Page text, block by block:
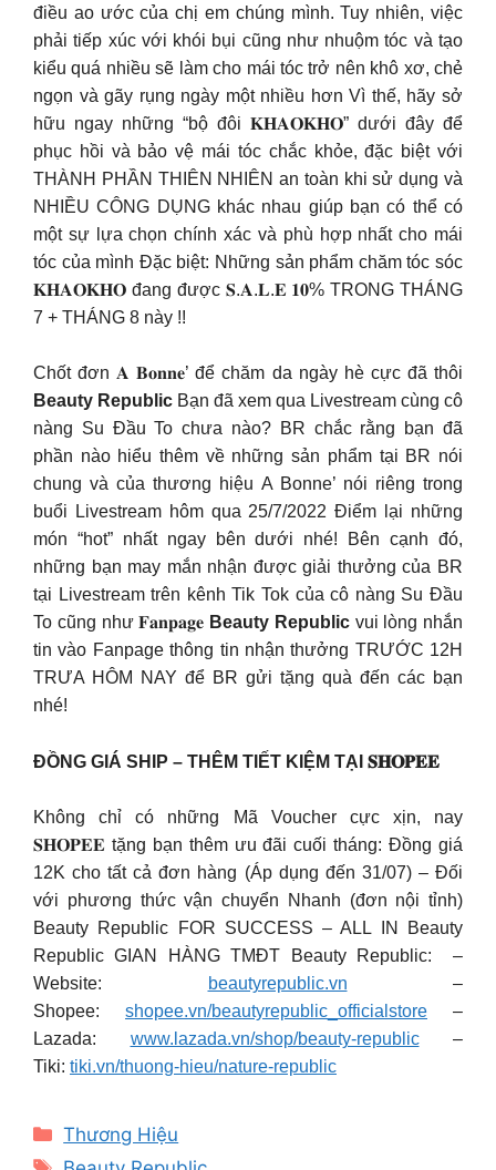
điều ao ước của chị em chúng mình. Tuy nhiên, việc
phải tiếp xúc với khói bụi cũng như nhuộm tóc và tạo
kiểu quá nhiều sẽ làm cho mái tóc trở nên khô xơ, chẻ
ngọn và gãy rụng ngày một nhiều hơn Vì thế, hãy sở
hữu ngay những “bộ đôi 𝐊𝐇𝐀𝐎𝐊𝐇𝐎” dưới đây để
phục hồi và bảo vệ mái tóc chắc khỏe, đặc biệt với
THÀNH PHẦN THIÊN NHIÊN an toàn khi sử dụng và
NHIỀU CÔNG DỤNG khác nhau giúp bạn có thể có
một sự lựa chọn chính xác và phù hợp nhất cho mái
tóc của mình Đặc biệt: Những sản phẩm chăm tóc sóc
𝐊𝐇𝐀𝐎𝐊𝐇𝐎 đang được 𝐒.𝐀.𝐋.𝐄 𝟏𝟎% TRONG THÁNG
7 + THÁNG 8 này !!
Chốt đơn 𝐀 𝐁𝐨𝐧𝐧𝐞’ để chăm da ngày hè cực đã thôi
Beauty Republic Bạn đã xem qua Livestream cùng cô
nàng Su Đầu To chưa nào? BR chắc rằng bạn đã
phần nào hiểu thêm về những sản phẩm tại BR nói
chung và của thương hiệu A Bonne’ nói riêng trong
buổi Livestream hôm qua 25/7/2022 Điểm lại những
món “hot” nhất ngay bên dưới nhé! Bên cạnh đó,
những bạn may mắn nhận được giải thưởng của BR
tại Livestream trên kênh Tik Tok của cô nàng Su Đầu
To cũng như 𝐅𝐚𝐧𝐩𝐚𝐠𝐞 Beauty Republic vui lòng nhắn
tin vào Fanpage thông tin nhận thưởng TRƯỚC 12H
TRƯA HÔM NAY để BR gửi tặng quà đến các bạn
nhé!
ĐỒNG GIÁ SHIP – THÊM TIẾT KIỆM TẠI 𝐒𝐇𝐎𝐏𝐄𝐄
Không chỉ có những Mã Voucher cực xịn, nay
𝐒𝐇𝐎𝐏𝐄𝐄 tặng bạn thêm ưu đãi cuối tháng: Đồng giá
12K cho tất cả đơn hàng (Áp dụng đến 31/07) – Đối
với phương thức vận chuyển Nhanh (đơn nội tỉnh)
Beauty Republic FOR SUCCESS – ALL IN Beauty
Republic GIAN HÀNG TMĐT Beauty Republic: –
Website:
beautyrepublic.vn –
Shopee: shopee.vn/beautyrepublic_officialstore –
Lazada: www.lazada.vn/shop/beauty-republic–
Tiki: tiki.vn/thuong-hieu/nature-republic
Categories
Thương Hiệu
Tags